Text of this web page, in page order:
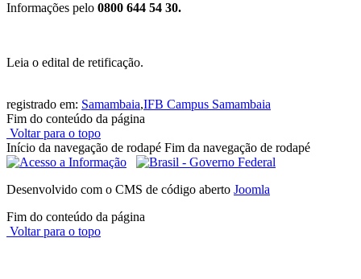
Informações pelo 0800 644 54 30.
Leia o edital de retificação.
registrado em: Samambaia,IFB Campus Samambaia
Fim do conteúdo da página
Voltar para o topo
Início da navegação de rodapé Fim da navegação de rodapé
Desenvolvido com o CMS de código aberto Joomla
Fim do conteúdo da página
Voltar para o topo